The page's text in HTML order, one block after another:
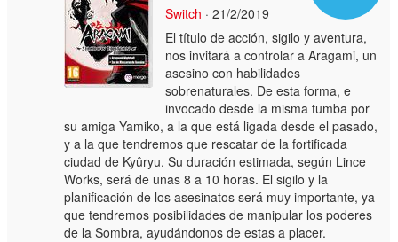
Switch · 21/2/2019
El título de acción, sigilo y aventura,
nos invitará a controlar a Aragami, un
asesino con habilidades
sobrenaturales. De esta forma, e
invocado desde la misma tumba por
su amiga Yamiko, a la que está ligada desde el pasado,
y a la que tendremos que rescatar de la fortificada
ciudad de Kyûryu. Su duración estimada, según Lince
Works, será de unas 8 a 10 horas. El sigilo y la
planificación de los asesinatos será muy importante, ya
que tendremos posibilidades de manipular los poderes
de la Sombra, ayudándonos de estas a placer.